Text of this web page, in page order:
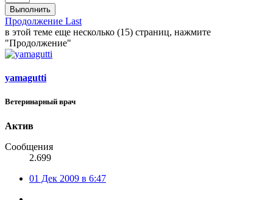
Выполнить
Продолжение Last
в этой теме еще несколько (15) страниц, нажмите
"Продолжение"
yamagutti
Ветеринарный врач
Актив
Сообщения
2.699
01 Дек 2009 в 6:47